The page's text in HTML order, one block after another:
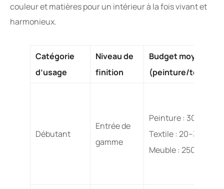
couleur et matières pour un intérieur à la fois vivant et
harmonieux.
Catégorie
d’usage
Niveau de
finition
Budget moyen
(peinture/textile/
Débutant
Entrée de
gamme
Peinture : 30–40 € /
Textile : 20–30 €
Meuble : 250–400 €